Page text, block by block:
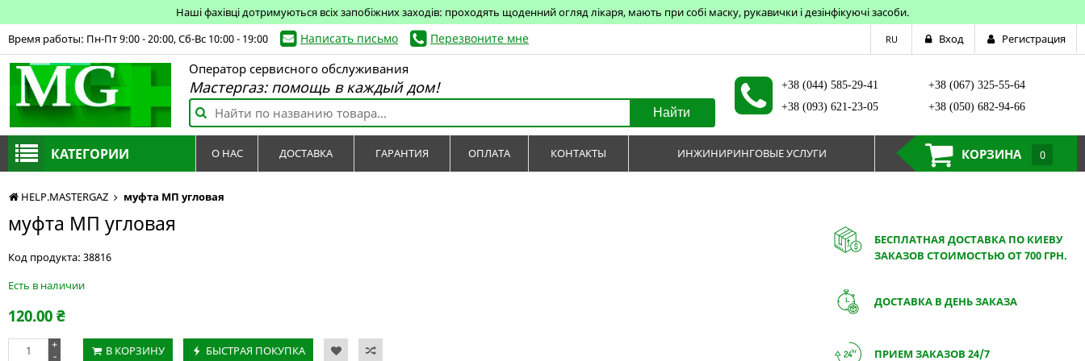
Наші фахівці дотримуються всіх запобіжних заходів: проходять щоденний огляд лікаря, мають при собі маску, рукавички і дезінфікуючі засоби.
HELP.MASTERGAZ муфта МП угловая
муфта МП угловая
Код продукта: 38816
Есть в наличии
120.00₴
+
-
В КОРЗИНУ БЫСТРАЯ ПОКУПКА
БЕСПЛАТНАЯ ДОСТАВКА ПО КИЕВУ
ЗАКАЗОВ СТОИМОСТЬЮ ОТ 700 ГРН.
ДОСТАВКА В ДЕНЬ ЗАКАЗА
ПРИЕМ ЗАКАЗОВ 24/7
Время работы: Пн-Пт 9:00 - 20:00, Сб-Вс 10:00 - 19:00 Написать письмо Перезвоните мне RU Вход Регистрация
Оператор сервисного обслуживания
Мастергаз: помощь в каждый дом!
Найти
+38 (044) 585-29-41
+38 (093) 621-23-05
+38 (067) 325-55-64
+38 (050) 682-94-66
КАТЕГОРИИ О НАС ДОСТАВКА ГАРАНТИЯ ОПЛАТА КОНТАКТЫ ИНЖИНИРИНГОВЫЕ УСЛУГИ КОРЗИНА 0